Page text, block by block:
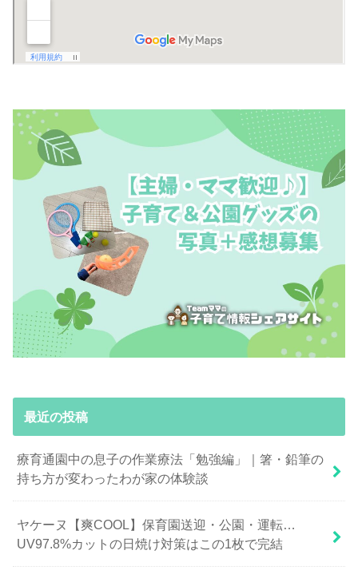
最近の投稿
療育通園中の息子の作業療法「勉強編」｜箸・鉛筆の
持ち方が変わったわが家の体験談
ヤケーヌ【爽COOL】保育園送迎・公園・運転…
UV97.8%カットの日焼け対策はこの1枚で完結